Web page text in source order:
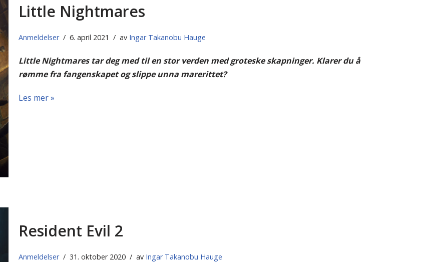
Little Nightmares
Anmeldelser 6. april 2021 av Ingar Takanobu Hauge
Little Nightmares tar deg med til en stor verden med groteske skapninger. Klarer du å
rømme fra fangenskapet og slippe unna marerittet?
Les mer »
Resident Evil 2
Anmeldelser 31. oktober 2020 av Ingar Takanobu Hauge